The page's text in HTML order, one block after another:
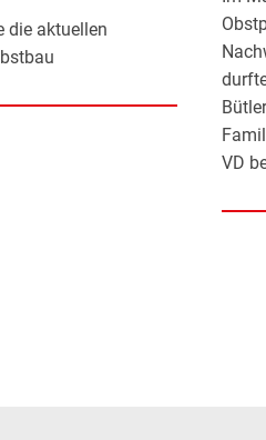
die aktuellen
VD